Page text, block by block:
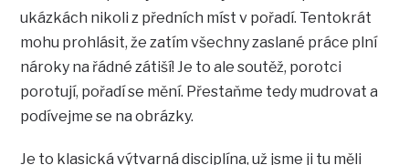
ukázkách nikoli z předních míst v pořadí. Tentokrát
mohu prohlásit, že zatím všechny zaslané práce plní
nároky na řádné zátiší! Je to ale soutěž, porotci
porotují, pořadí se mění. Přestaňme tedy mudrovat a
podívejme se na obrázky.
Je to klasická výtvarná disciplína, už jsme ji tu měli